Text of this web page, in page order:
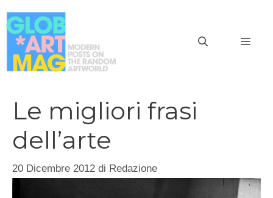
al
contenuto
Le migliori frasi
dell’arte
20 Dicembre 2012 di Redazione